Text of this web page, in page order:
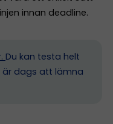
innan deadline.
Du kan testa helt
dags att lämna